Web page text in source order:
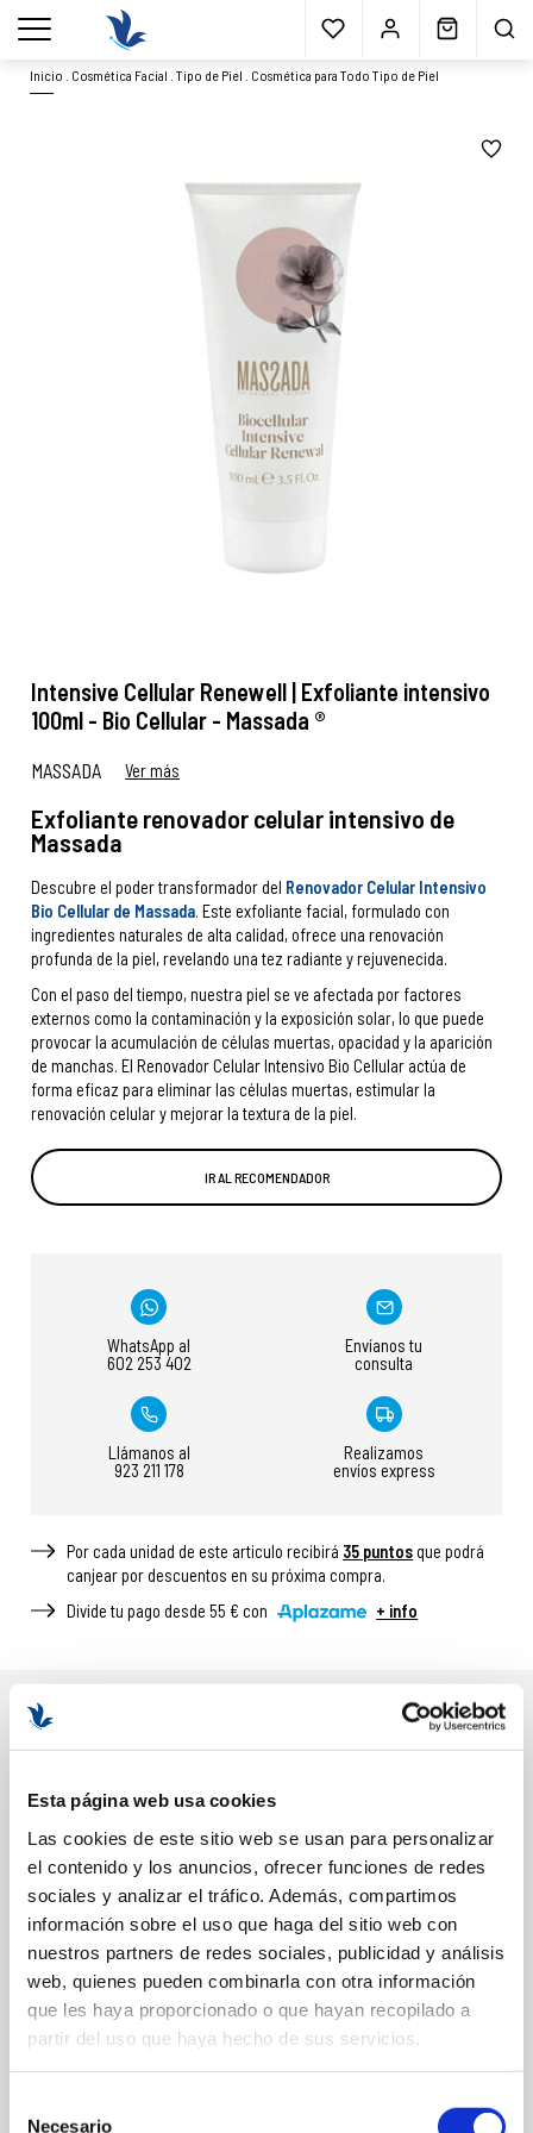
Esta página web usa cookies
Las cookies de este sitio web se usan para personalizar
el contenido y los anuncios, ofrecer funciones de redes
sociales y analizar el tráfico. Además, compartimos
información sobre el uso que haga del sitio web con
nuestros partners de redes sociales, publicidad y análisis
web, quienes pueden combinarla con otra información
que les haya proporcionado o que hayan recopilado a
partir del uso que haya hecho de sus servicios.
Necesario
Envío gratisa partir 40€* Muestras gratis Blog
menu
Inicio Cosmética Facial .Tipo de Piel Cosmética para Todo Tipo de Piel
Intensive Cellular Renewell | Exfoliante intensivo
100ml - Bio Cellular - Massada ®
MASSADA Ver más
Exfoliante renovador celular intensivo de
Massada
Descubre el poder transformador del Renovador Celular Intensivo
Bio Cellular de Massada. Este exfoliante facial, formulado con
ingredientes naturales de alta calidad, ofrece una renovación
profunda de la piel, revelando una tez radiante y rejuvenecida.
Con el paso del tiempo, nuestra piel se ve afectada por factores
externos como la contaminación y la exposición solar, lo que puede
provocar la acumulación de células muertas, opacidad y la aparición
de manchas. El Renovador Celular Intensivo Bio Cellular actúa de
forma eficaz para eliminar las células muertas, estimular la
renovación celular y mejorar la textura de la piel.
IR AL RECOMENDADOR
WhatsApp al
602 253 402
Envíanos tu
consulta
Llámanos al
923 211 178
Realizamos
envíos express
Por cada unidad de este articulo recibirá 35 puntos que podrá
canjear por descuentos en su próxima compra.
Divide tu pago desde 55 € con
+ info
DESCRIPCIÓN
BENEFICIOS Y PROPIEDADES
Exfoliación profunda.
Mejora la textura y el tono de la piel.
Reduce la apariencia de manchas e imperfecciones.
Suaviza la piel.
Retrasa el envejecimiento prematuro.
Formato: 100ml